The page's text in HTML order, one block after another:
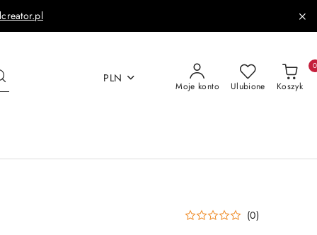
PLN
Moje konto Ulubione Koszyk
0
(0)